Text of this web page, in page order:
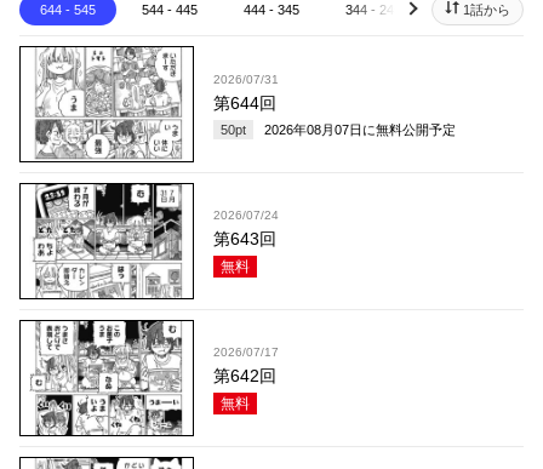
644 - 545 544 - 445 444 - 345 344 - 245 244 - 145
next 1話から
2026/07/31
第644回
50pt 2026年08月07日 に無料公開予定
2026/07/24
第643回
無料
2026/07/17
第642回
無料